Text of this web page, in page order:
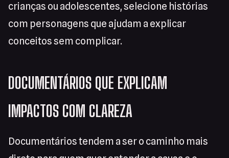
crianças ou adolescentes, selecione histórias
com personagens que ajudam a explicar
conceitos sem complicar.
DOCUMENTÁRIOS QUE EXPLICAM
IMPACTOS COM CLAREZA
Documentários tendem a ser o caminho mais